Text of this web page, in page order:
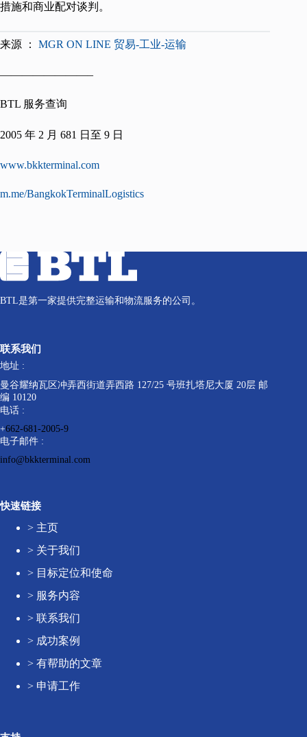
措施和商业配对谈判。
来源 ： MGR ON LINE 贸易-工业-运输
————————–
BTL 服务查询
2005 年 2 月 681 日至 9 日
www.bkkterminal.com
m.me/BangkokTerminalLogistics
BTL是第一家提供完整运输和物流服务的公司。
联系我们
地址 :
曼谷耀纳瓦区冲弄西街道弄西路 127/25 号班扎塔尼大厦 20层 邮
编 10120
电话 :
+662-681-2005-9
电子邮件 :
info@bkkterminal.com
快速链接
> 主页
> 关于我们
> 目标定位和使命
> 服务内容
> 联系我们
> 成功案例
> 有帮助的文章
> 申请工作